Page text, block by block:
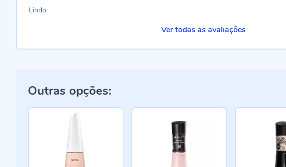
Lindo
Ver todas as avaliações
Outras opções: